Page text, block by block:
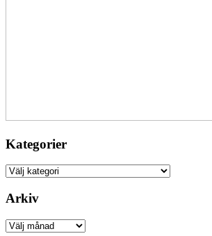
Kategorier
Kategorier
Arkiv
Arkiv